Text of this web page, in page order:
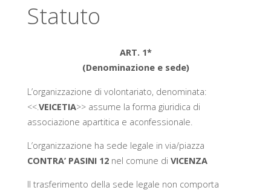
Statuto
ART. 1*
(Denominazione e sede)
L’organizzazione di volontariato, denominata:
<<.VEICETIA>> assume la forma giuridica di
associazione apartitica e aconfessionale.
L’organizzazione ha sede legale in via/piazza
CONTRA’ PASINI 12nel comune di VICENZA
Il trasferimento della sede legale non comporta